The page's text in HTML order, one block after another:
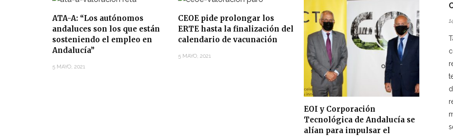
ATA-A: “Los autónomos
andaluces son los que están
sosteniendo el empleo en
Andalucía”
5 MAYO, 2021
CEOE pide prolongar los
ERTE hasta la finalización del
calendario de vacunación
5 MAYO, 2021
EOI y Corporación
Tecnológica de Andalucía se
alían para impulsar el